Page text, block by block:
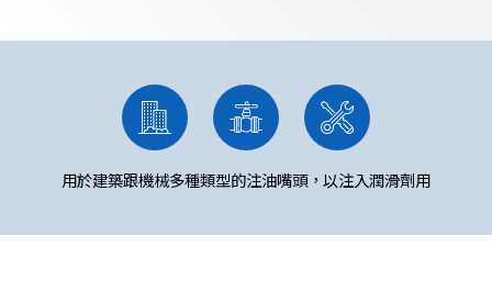
用於建築跟機械多種類型的注油嘴頭，以注入潤滑劑用